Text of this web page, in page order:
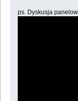
ps. Dyskusja